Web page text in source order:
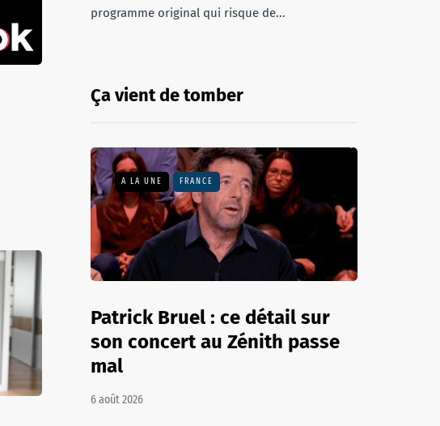
programme original qui risque de...
Ça vient de tomber
A LA UNE FRANCE
Patrick Bruel : ce détail sur
son concert au Zénith passe
mal
6 août 2026